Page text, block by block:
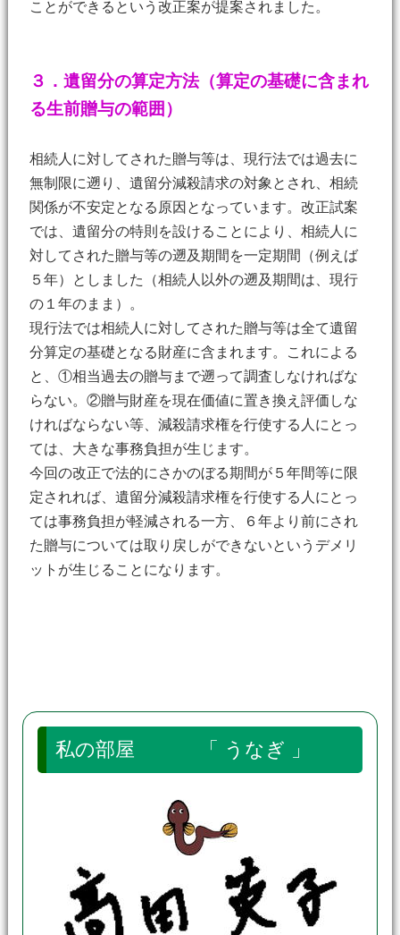
ことができるという改正案が提案されました。
３．遺留分の算定方法（算定の基礎に含まれ
る生前贈与の範囲）
相続人に対してされた贈与等は、現行法では過去に
無制限に遡り、遺留分減殺請求の対象とされ、相続
関係が不安定となる原因となっています。改正試案
では、遺留分の特則を設けることにより、相続人に
対してされた贈与等の遡及期間を一定期間（例えば
５年）としました（相続人以外の遡及期間は、現行
の１年のまま）。
現行法では相続人に対してされた贈与等は全て遺留
分算定の基礎となる財産に含まれます。これによる
と、①相当過去の贈与まで遡って調査しなければな
らない。②贈与財産を現在価値に置き換え評価しな
ければならない等、減殺請求権を行使する人にとっ
ては、大きな事務負担が生じます。
今回の改正で法的にさかのぼる期間が５年間等に限
定されれば、遺留分減殺請求権を行使する人にとっ
ては事務負担が軽減される一方、６年より前にされ
た贈与については取り戻しができないというデメリ
ットが生じることになります。
私の部屋 「 うなぎ 」